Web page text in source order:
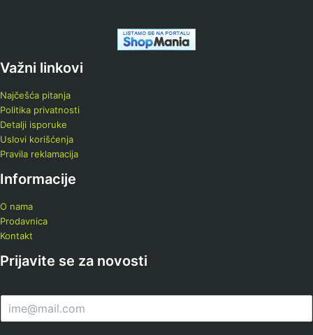
Važni linkovi
Najčešća pitanja
Politika privatnosti
Detalji isporuke
Uslovi korišćenja
Pravila reklamacija
Informacije
O nama
Prodavnica
Kontakt
Prijavite se za novosti
m